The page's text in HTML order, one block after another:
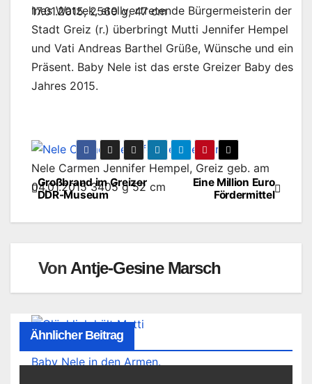
17.01.2015, 2560 g, 47 cm
Ines Watzek, stellvertretende Bürgermeisterin der
Stadt Greiz (r.) überbringt Mutti Jennifer Hempel
und Vati Andreas Barthel Grüße, Wünsche und ein
Präsent. Baby Nele ist das erste Greizer Baby des
Jahres 2015.
Nele Carmen Jennifer Hempel, Greiz geb. am
04.01.2015 3405 g 52 cm
BeitragsnavigationEine Million Euro
Fördermittel
Großbrand im Greizer
DDR-Museum
Von Antje-Gesine Marsch
Ähnlicher Beitrag